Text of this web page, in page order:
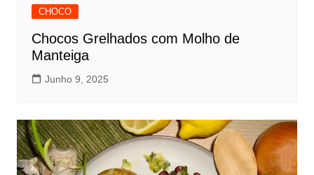
CHOCO
Chocos Grelhados com Molho de
Manteiga
Junho 9, 2025